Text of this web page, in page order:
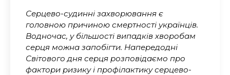
Серцево-судинні захворювання є
головною причиною смертності українців.
Водночас, у більшості випадків хворобам
серця можна запобігти. Напередодні
Світового дня серця розповідаємо про
фактори ризику і профілактику серцево-